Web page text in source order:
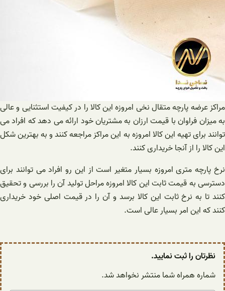
مراکز عرضه پارچه متقال نخی امروزه این کالا را در کیفیت استثنایی و عالی
به میزان فراوان با قیمت ارزان به مشتریان خود ارائه می دهد که افراد می
توانند برای تهیه این کالا امروزه به این مراکز مراجعه کنند و به بهترین شکل
این کالا را از آنجا خریداری کنند.
نرخ پارچه متری امروزه بسیار متغیر است از این رو افراد می توانند برای
دسترسی به قیمت ثابت این کالا امروزه مراحل تولید آن را بررسی و تحقیق
کنند تا به نرخ ثابت این کالا برسد و آن را در قیمت اصلی خود خریداری
کنند که این امر بسیار عالی است.
نظرتان را ثبت نمایید.
شماره همراه شما منتشر نخواهد شد.